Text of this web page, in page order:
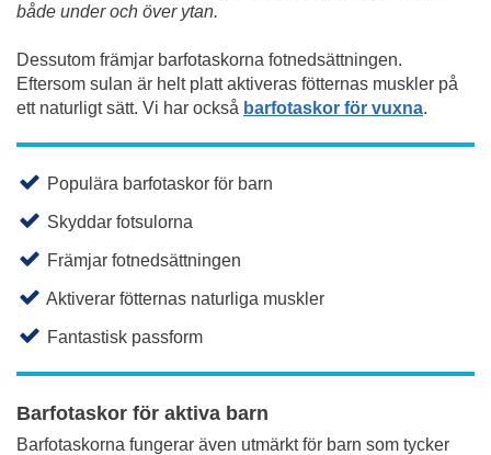
både under och över ytan.
Dessutom främjar barfotaskorna fotnedsättningen.
Eftersom sulan är helt platt aktiveras fötternas muskler på
ett naturligt sätt. Vi har också barfotaskor för vuxna.
Populära barfotaskor för barn
Skyddar fotsulorna
Främjar fotnedsättningen
Aktiverar fötternas naturliga muskler
Fantastisk passform
Barfotaskor för aktiva barn
Barfotaskorna fungerar även utmärkt för barn som tycker